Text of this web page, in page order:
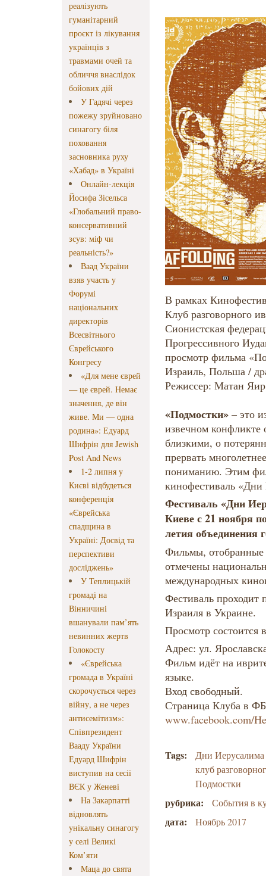
реалізують
гуманітарний
проєкт із лікування
українців з
травмами очей та
обличчя внаслідок
бойових дій
У Гадячі через
пожежу зруйновано
синагогу біля
поховання
засновника руху
«Хабад» в Україні
Онлайн-лекція
Йосифа Зісельса
«Глобальний право-
консервативний
зсув: міф чи
реальність?»
Ваад України
взяв участь у
Форумі
національних
директорів
Всесвітнього
Єврейського
Конгресу
«Для мене єврей
— це єврей. Немає
значення, де він
живе. Ми — одна
родина»: Едуард
Шифрін для Jewish
Post And News
1-2 липня у
Києві відбудеться
конференція
«Єврейська
спадщина в
Україні: Досвід та
перспективи
досліджень»
У Теплицькій
громаді на
Вінничині
вшанували пам’ять
невинних жертв
Голокосту
«Єврейська
громада в Україні
скорочується через
війну, а не через
антисемітизм»:
Співпрезидент
Вааду України
Едуард Шифрін
виступив на сесії
ВЄК у Женеві
На Закарпатті
відновлять
унікальну синагогу
у селі Великі
Ком’яти
Маца до свята
В рамках
Клуб разговорного
Сионистская
Прогрессивного
просмотр фильма
Израиль, Польша /
Режиссер: Матан Яир
«Подмостки» – это
извечном конфликте
близкими, о
прервать
пониманию. Этим
кинофестиваль
Фестиваль «Дни
Киеве с 21 ноября
летия объединения
Фильмы,
отмечены
международных
Фестиваль проходит
Израиля в Украине.
Просмотр состоится
Адрес: ул.
Фильм идёт на
языке.
Вход свободный.
Страница Клуба в
www.facebook.com/
Tags:
Дни
клуб
Подмостки
рубрика: События в
дата: Ноябрь 2017